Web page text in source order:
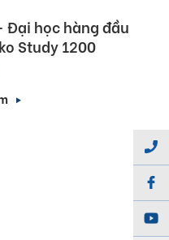
Đại học hàng đầu
Study 1200